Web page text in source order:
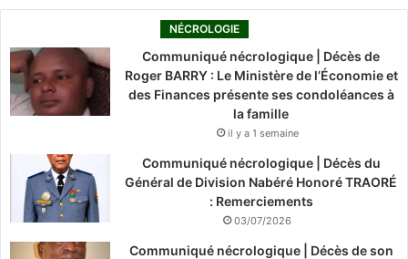
NÉCROLOGIE
Communiqué nécrologique | Décès de
Roger BARRY : Le Ministère de l’Économie et
des Finances présente ses condoléances à
la famille
il y a 1 semaine
Communiqué nécrologique | Décès du
Général de Division Nabéré Honoré TRAORÉ
: Remerciements
03/07/2026
Communiqué nécrologique | Décès de son